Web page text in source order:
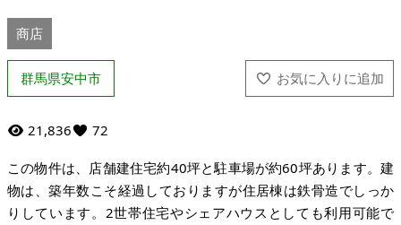
商店
群馬県安中市
21,836 72
この物件は、店舗建住宅約40坪と駐車場が約60坪あります。建
物は、築年数こそ経過しておりますが住居棟は鉄骨造でしっか
りしています。2世帯住宅やシェアハウスとしても利用可能で